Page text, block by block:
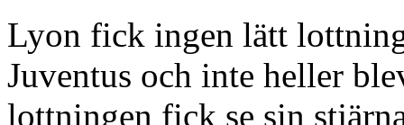
Lyon fick ingen lätt
Juventus och inte heller
lottningen fick se sin